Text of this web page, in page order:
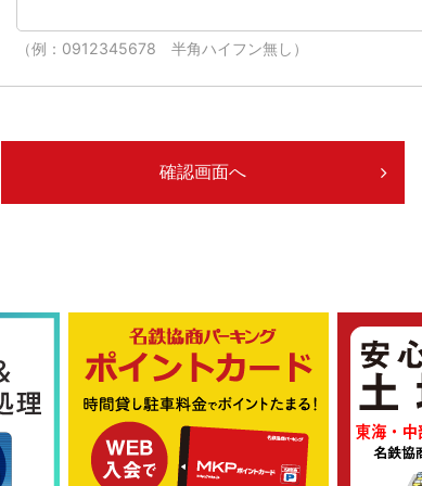
（例：0912345678 半角ハイフン無し）